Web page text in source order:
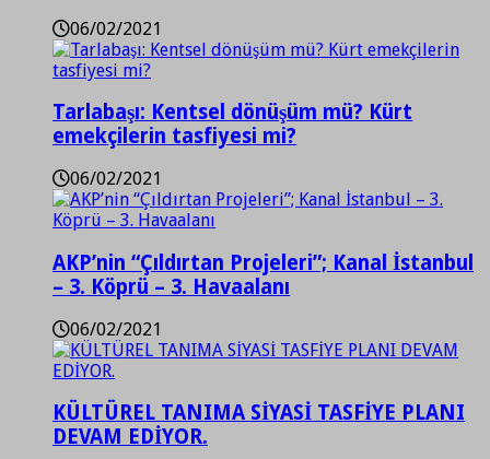
06/02/2021
Tarlabaşı: Kentsel dönüşüm mü? Kürt
emekçilerin tasfiyesi mi?
06/02/2021
AKP’nin “Çıldırtan Projeleri”; Kanal İstanbul
– 3. Köprü – 3. Havaalanı
06/02/2021
KÜLTÜREL TANIMA SİYASİ TASFİYE PLANI
DEVAM EDİYOR.